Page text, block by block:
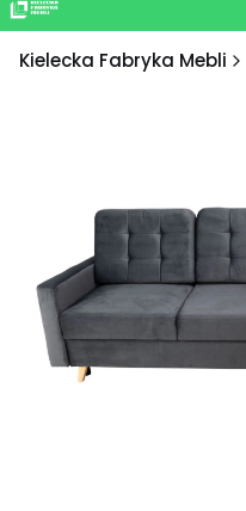
Kielecka Fabryka Mebli